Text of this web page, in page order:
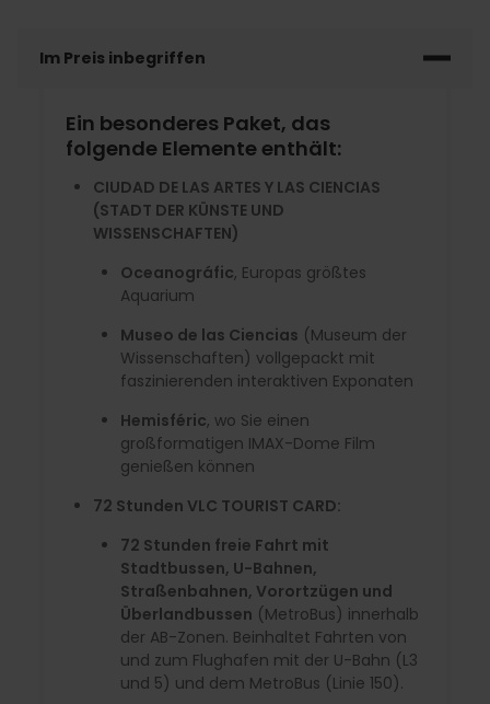
Im Preis inbegriffen
Ein besonderes Paket, das
folgende Elemente enthält:
CIUDAD DE LAS ARTES Y LAS CIENCIAS
(STADT DER KÜNSTE UND
WISSENSCHAFTEN)
Oceanográfic, Europas größtes
Aquarium
Museo de las Ciencias (Museum der
Wissenschaften) vollgepackt mit
faszinierenden interaktiven Exponaten
Hemisféric, wo Sie einen
großformatigen IMAX-Dome Film
genießen können
72 Stunden VLC TOURIST CARD:
72 Stunden freie Fahrt mit
Stadtbussen, U-Bahnen,
Straßenbahnen, Vorortzügen und
Überlandbussen (MetroBus) innerhalb
der AB-Zonen. Beinhaltet Fahrten von
und zum Flughafen mit der U-Bahn (L3
und 5) und dem MetroBus (Linie 150).